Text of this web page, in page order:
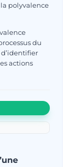
polyvalence
du
actions